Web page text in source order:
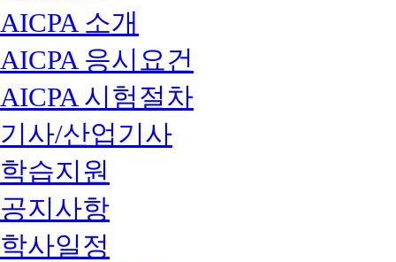
AICPA 소개
AICPA 응시요건
AICPA 시험절차
기사/산업기사
학습지원
공지사항
학사일정